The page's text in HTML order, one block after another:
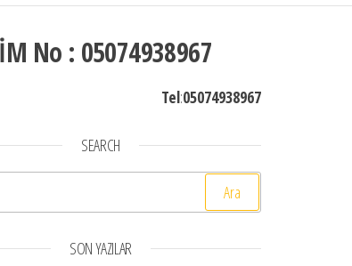
No : 05074938967
Tel:05074938967
SEARCH
SON YAZILAR